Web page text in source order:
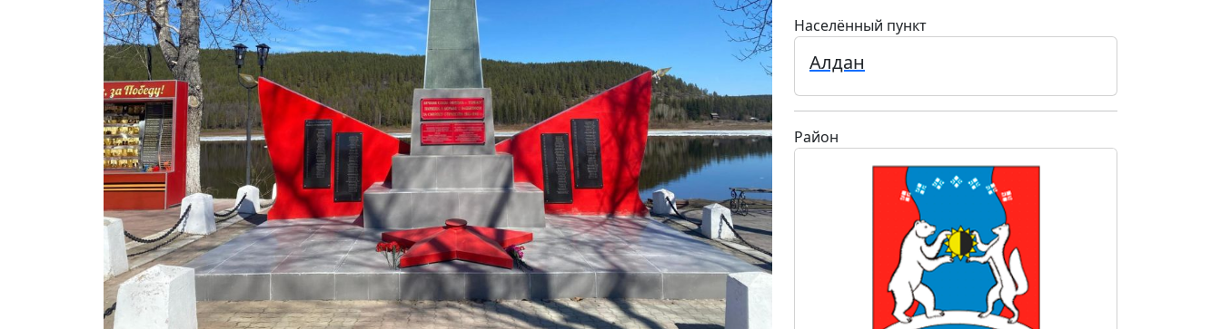
Населённый пункт
Алдан
Район